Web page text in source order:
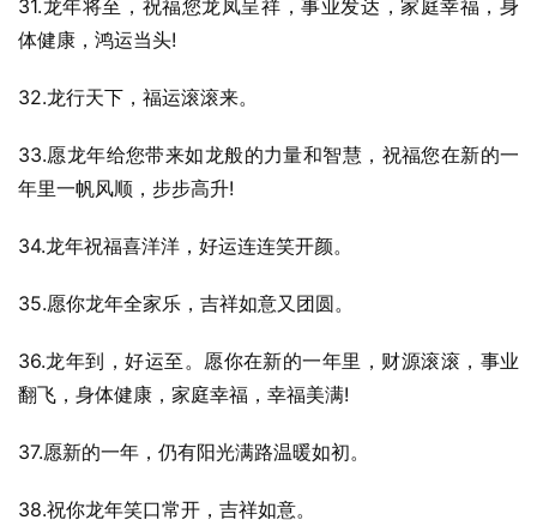
31.龙年将至，祝福您龙凤呈祥，事业发达，家庭幸福，身
体健康，鸿运当头!
32.龙行天下，福运滚滚来。
33.愿龙年给您带来如龙般的力量和智慧，祝福您在新的一
年里一帆风顺，步步高升!
34.龙年祝福喜洋洋，好运连连笑开颜。
35.愿你龙年全家乐，吉祥如意又团圆。
36.龙年到，好运至。愿你在新的一年里，财源滚滚，事业
翻飞，身体健康，家庭幸福，幸福美满!
37.愿新的一年，仍有阳光满路温暖如初。
38.祝你龙年笑口常开，吉祥如意。